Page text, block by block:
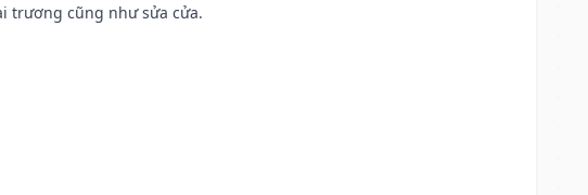
trương cũng như sửa cửa.